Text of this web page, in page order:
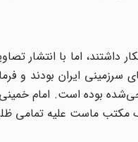
داشتند، اما با
ایران بودند و
بوده است. امام
مکتب ماست علیه تمامی